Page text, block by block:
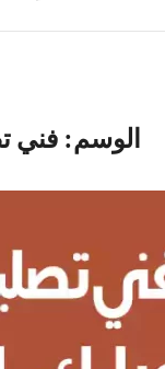
الوسم: فني